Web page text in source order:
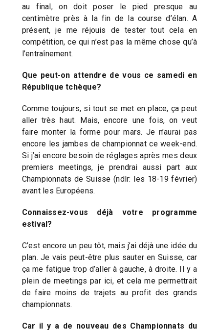
au final, on doit poser le pied presque au
centimètre près à la fin de la course d’élan. A
présent, je me réjouis de tester tout cela en
compétition, ce qui n’est pas la même chose qu’à
l’entraînement.
Que peut-on attendre de vous ce samedi en
République tchèque?
Comme toujours, si tout se met en place, ça peut
aller très haut. Mais, encore une fois, on veut
faire monter la forme pour mars. Je n’aurai pas
encore les jambes de championnat ce week-end.
Si j’ai encore besoin de réglages après mes deux
premiers meetings, je prendrai aussi part aux
Championnats de Suisse (ndlr: les 18-19 février)
avant les Européens.
Connaissez-vous déjà votre programme
estival?
C’est encore un peu tôt, mais j’ai déjà une idée du
plan. Je vais peut-être plus sauter en Suisse, car
ça me fatigue trop d’aller à gauche, à droite. Il y a
plein de meetings par ici, et cela me permettrait
de faire moins de trajets au profit des grands
championnats.
Car il y a de nouveau des Championnats du